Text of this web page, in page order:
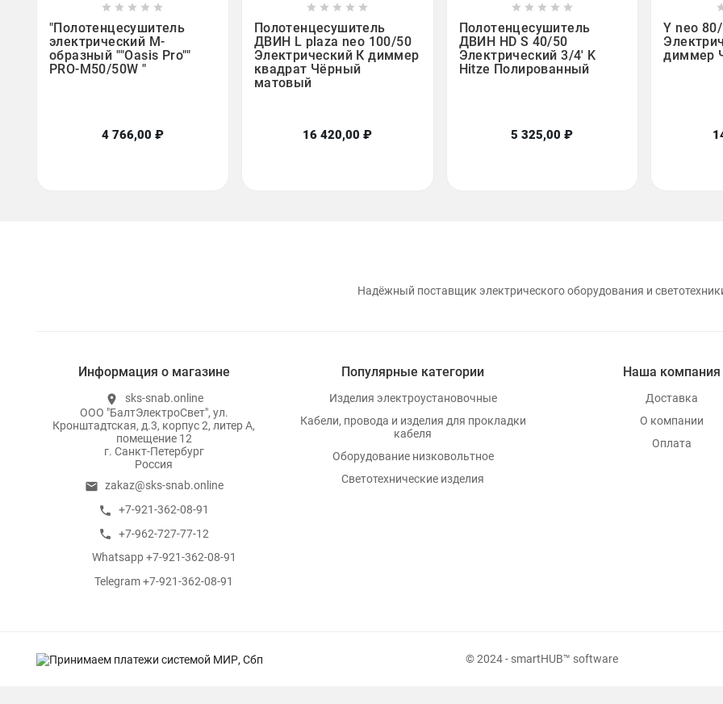
    
"Полотенцесушитель
электрический M-
образный ""Oasis Pro""
PRO-М50/50W "
4 766,00 ₽
    
Полотенцесушитель
ДВИН L plaza neo 100/50
Электрический К диммер
квадрат Чёрный
матовый
16 420,00 ₽
    
Полотенцесушитель
ДВИН HD S 40/50
Электрический 3/4' K
Hitze Полированный
5 325,00 ₽
Y neo
диммер
Надёжный поставщик электрического оборудования и
Информация о магазине
location_on
sks-snab.online
ООО "БалтЭлектроСвет", ул.
Кронштадтская, д.3, корпус 2, литер А,
помещение 12
г. Санкт-Петербург
Россия
email zakaz@sks-snab.online
call +7-921-362-08-91
call +7-962-727-77-12
whatsapp
Whatsapp +7-921-362-08-91
whatsapp
Telegram +7-921-362-08-91
Популярные категории
Изделия электроустановочные
Кабели, провода и изделия для прокладки
кабеля
Оборудование низковольтное
Светотехнические изделия
Наша компания
Доставка
О компании
Оплата
© 2024 - smartHUB™ software